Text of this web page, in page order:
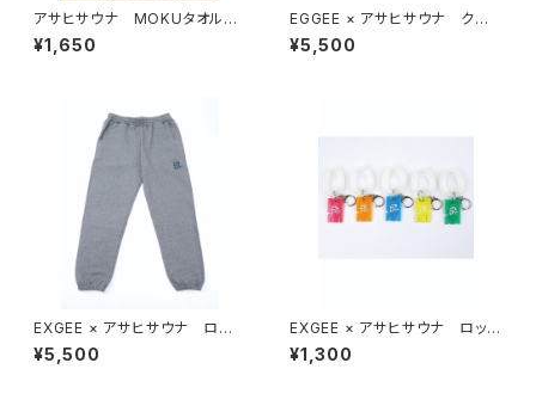
アサヒサウナ MOKUタオル
全8色
¥1,650
EGGEE × アサヒサウナ クロッ
プドパーカー 全2色
¥5,500
EXGEE × アサヒサウナ ロゴ
スウェットパンツ
¥5,500
EXGEE × アサヒサウナ ロッカ
ーキーホルダー
¥1,300